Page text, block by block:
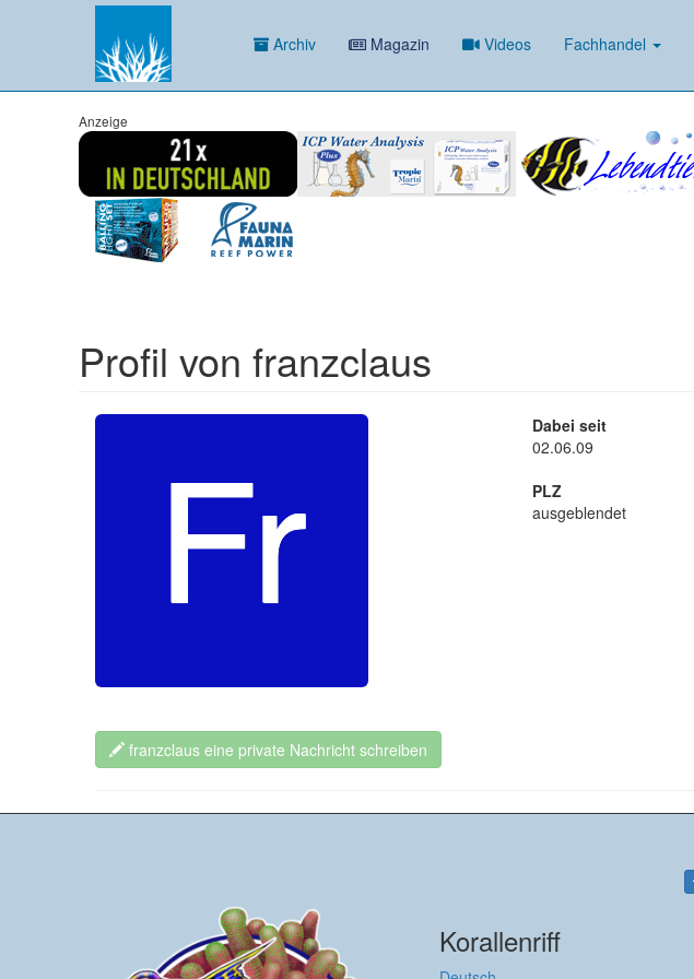
Archiv Magazin Videos Fachhandel
Anzeige
Profil von franzclaus
franzclaus eine private Nachricht schreiben
Dabei seit
02.06.09
PLZ
ausgeblendet
Korallenriff